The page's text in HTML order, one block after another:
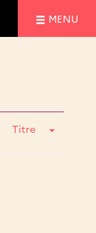
MENU
Titre